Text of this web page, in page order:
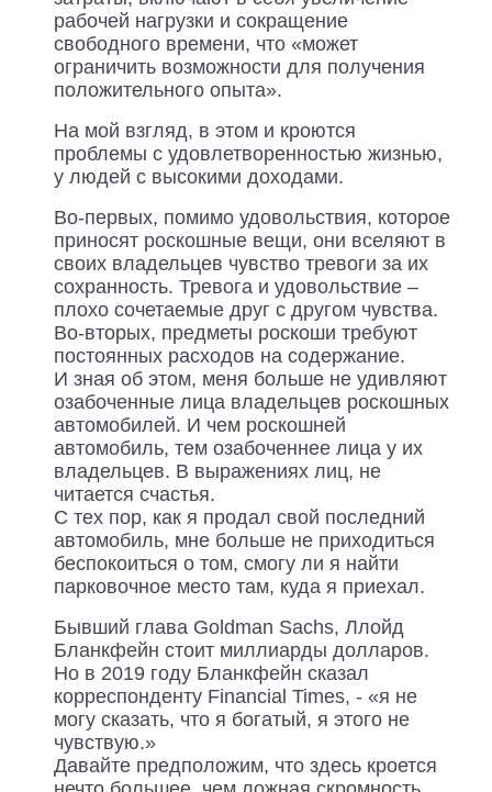
рабочей нагрузки и сокращение
свободного времени, что «может
ограничить возможности для получения
положительного опыта».
На мой взгляд, в этом и кроются
проблемы с удовлетворенностью жизнью,
у людей с высокими доходами.
Во-первых, помимо удовольствия, которое
приносят роскошные вещи, они вселяют в
своих владельцев чувство тревоги за их
сохранность. Тревога и удовольствие –
плохо сочетаемые друг с другом чувства.
Во-вторых, предметы роскоши требуют
постоянных расходов на содержание.
И зная об этом, меня больше не удивляют
озабоченные лица владельцев роскошных
автомобилей. И чем роскошней
автомобиль, тем озабоченнее лица у их
владельцев. В выражениях лиц, не
читается счастья.
С тех пор, как я продал свой последний
автомобиль, мне больше не приходиться
беспокоиться о том, смогу ли я найти
парковочное место там, куда я приехал.
Бывший глава Goldman Sachs, Ллойд
Бланкфейн стоит миллиарды долларов.
Но в 2019 году Бланкфейн сказал
корреспонденту Financial Times, - «я не
могу сказать, что я богатый, я этого не
чувствую.»
Давайте предположим, что здесь кроется